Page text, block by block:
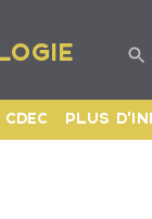
CDEC PLUS